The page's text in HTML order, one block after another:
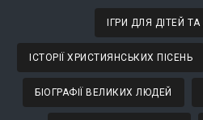
ІГРИ ДЛЯ ДІТЕЙ
ІСТОРІЇ ХРИСТИЯНСЬКИХ ПІСЕНЬ
БІОГРАФІЇ ВЕЛИКИХ ЛЮДЕЙ